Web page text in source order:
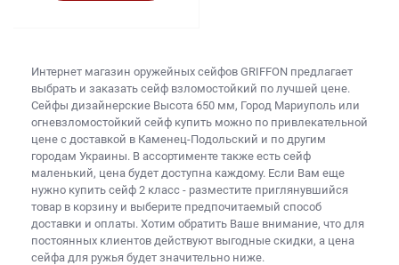
Интернет магазин оружейных сейфов GRIFFON предлагает
выбрать и заказать сейф взломостойкий по лучшей цене.
Сейфы дизайнерские Высота 650 мм, Город Мариуполь или
огневзломостойкий сейф купить можно по привлекательной
цене с доставкой в Каменец-Подольский и по другим
городам Украины. В ассортименте также есть сейф
маленький, цена будет доступна каждому. Если Вам еще
нужно купить сейф 2 класс - разместите приглянувшийся
товар в корзину и выберите предпочитаемый способ
доставки и оплаты. Хотим обратить Ваше внимание, что для
постоянных клиентов действуют выгодные скидки, а цена
сейфа для ружья будет значительно ниже.